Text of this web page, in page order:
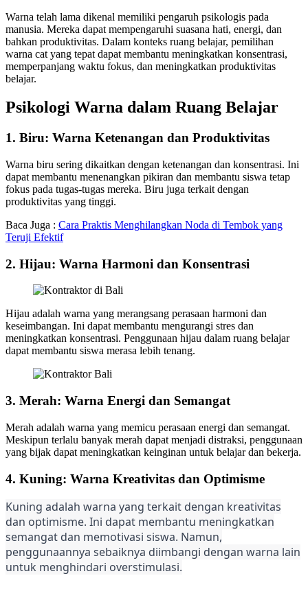
Warna telah lama dikenal memiliki pengaruh psikologis pada
manusia. Mereka dapat mempengaruhi suasana hati, energi, dan
bahkan produktivitas. Dalam konteks ruang belajar, pemilihan
warna cat yang tepat dapat membantu meningkatkan konsentrasi,
memperpanjang waktu fokus, dan meningkatkan produktivitas
belajar.
Psikologi Warna dalam Ruang Belajar
1. Biru: Warna Ketenangan dan Produktivitas
Warna biru sering dikaitkan dengan ketenangan dan konsentrasi. Ini
dapat membantu menenangkan pikiran dan membantu siswa tetap
fokus pada tugas-tugas mereka. Biru juga terkait dengan
produktivitas yang tinggi.
Baca Juga : Cara Praktis Menghilangkan Noda di Tembok yang
Teruji Efektif
2. Hijau: Warna Harmoni dan Konsentrasi
Hijau adalah warna yang merangsang perasaan harmoni dan
keseimbangan. Ini dapat membantu mengurangi stres dan
meningkatkan konsentrasi. Penggunaan hijau dalam ruang belajar
dapat membantu siswa merasa lebih tenang.
3. Merah: Warna Energi dan Semangat
Merah adalah warna yang memicu perasaan energi dan semangat.
Meskipun terlalu banyak merah dapat menjadi distraksi, penggunaan
yang bijak dapat meningkatkan keinginan untuk belajar dan bekerja.
4. Kuning: Warna Kreativitas dan Optimisme
Kuning adalah warna yang terkait dengan kreativitas
dan optimisme. Ini dapat membantu meningkatkan
semangat dan memotivasi siswa. Namun,
penggunaannya sebaiknya diimbangi dengan warna lain
untuk menghindari overstimulasi.